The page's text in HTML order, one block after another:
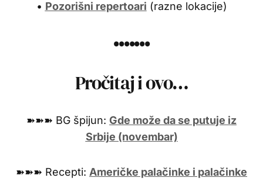
• Pozorišni repertoari (razne lokacije)
•••••••
Pročitaj i ovo…
➽➽➽ BG špijun: Gde može da se putuje iz
Srbije (novembar)
➽➽➽ Recepti: Američke palačinke i palačinke